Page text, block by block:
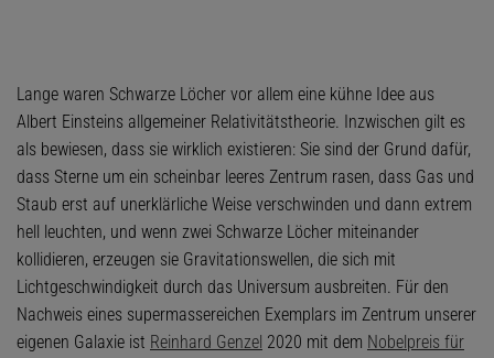
Lange waren Schwarze Löcher vor allem eine kühne Idee aus
Albert Einsteins allgemeiner Relativitätstheorie. Inzwischen gilt es
als bewiesen, dass sie wirklich existieren: Sie sind der Grund dafür,
dass Sterne um ein scheinbar leeres Zentrum rasen, dass Gas und
Staub erst auf unerklärliche Weise verschwinden und dann extrem
hell leuchten, und wenn zwei Schwarze Löcher miteinander
kollidieren, erzeugen sie Gravitationswellen, die sich mit
Lichtgeschwindigkeit durch das Universum ausbreiten. Für den
Nachweis eines supermassereichen Exemplars im Zentrum unserer
eigenen Galaxie ist Reinhard Genzel 2020 mit dem Nobelpreis für